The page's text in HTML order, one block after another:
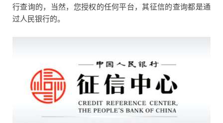
行查询的，当然，您授权的任何平台，其征信的查询都是通
过人民银行的。